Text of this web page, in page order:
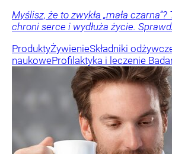
Myślisz, że to zwykła „mała
chroni serce i wydłuża życie.
ProduktyŻywienieSkładniki
naukoweProfilaktyka i leczenie